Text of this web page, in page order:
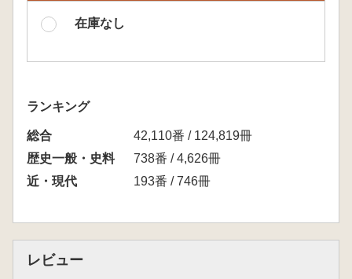
在庫なし
ランキング
総合
42,110番 / 124,819冊
歴史一般・史料
738番 / 4,626冊
近・現代
193番 / 746冊
レビュー